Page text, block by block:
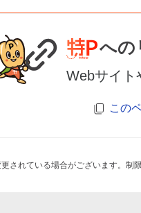
への
Webサイト
この
されている場合がございます。制